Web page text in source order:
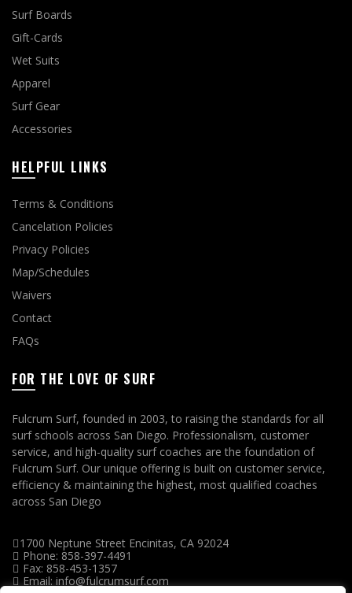
Surf Boards
Gift-Cards
Wet Suits
Apparel
Surf Gear
Accessories
HELPFUL LINKS
Terms & Conditions
Cancelation Policies
Privacy Policies
Map/Schedules
Waivers
Contact
FAQs
FOR THE LOVE OF SURF
Fulcrum Surf, founded in 2003, to raising the standards for all
surf schools across San Diego. Professionalism, customer
service, and high-quality surf coaches are the foundation of
Fulcrum Surf. Our unique offering is built on customer service,
efficiency & maintaining the highest, most qualified coaches
across San Diego
1700 Neptune Street Encinitas, CA 92024
Phone: 858-397-4491
Fax: 858-453-1357
Email: info@fulcrumsurf.com